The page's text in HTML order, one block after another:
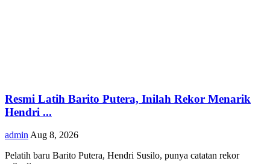
Resmi Latih Barito Putera, Inilah Rekor Menarik
Hendri ...
admin Aug 8, 2026
Pelatih baru Barito Putera, Hendri Susilo, punya catatan rekor